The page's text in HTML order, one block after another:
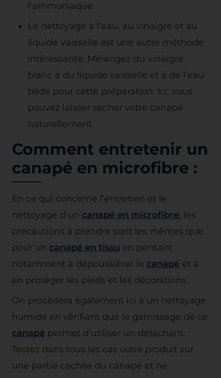
l’ammoniaque
Le nettoyage à l’eau, au vinaigre et au
liquide vaisselle est une autre méthode
intéressante. Mélangez du vinaigre
blanc à du liquide vaisselle et à de l’eau
tiède pour cette préparation. Ici, vous
pouvez laisser sécher votre canapé
naturellement.
Comment entretenir un
canapé en microfibre :
En ce qui concerne l’entretien et le
nettoyage d’un canapé en microfibre, les
précautions à prendre sont les mêmes que
pour un canapé en tissu en pensant
notamment à dépoussiérer le canapé et à
en protéger les pieds et les décorations.
On procèdera également ici à un nettoyage
humide en vérifiant que le garnissage de ce
canapé permet d’utiliser un détachant.
Testez dans tous les cas votre produit sur
une partie cachée du canapé et ne